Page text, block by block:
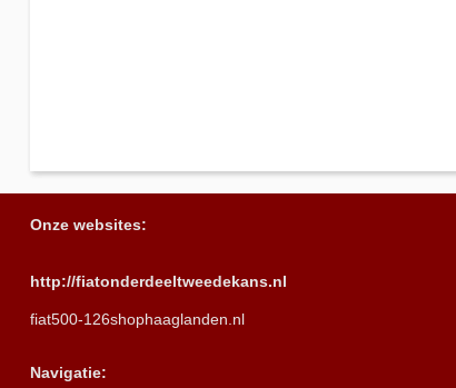
Onze websites:
http://fiatonderdeeltweedekans.nl
fiat500-126shophaaglanden.nl
Navigatie: